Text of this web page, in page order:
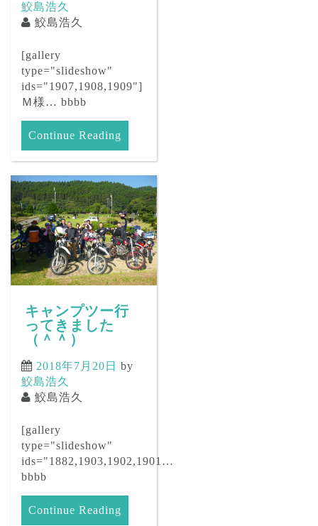
鮫島浩久
鮫島浩久
[gallery
type="slideshow"
ids="1907,1908,1909"]
Ｍ様… bbbb
Continue Reading
キャンプツー行
ってきました
（＾＾）
2018年7月20日 by
鮫島浩久
鮫島浩久
[gallery
type="slideshow"
ids="1882,1903,1902,1901…
bbbb
Continue Reading